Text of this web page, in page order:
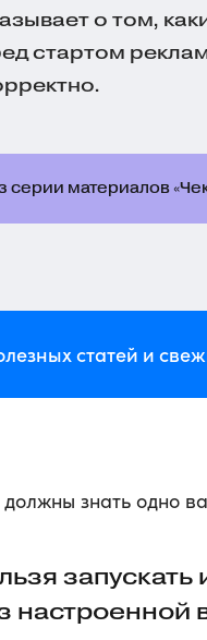
о том,
стартом
серии материалов
статей и
знать одно
настроенной